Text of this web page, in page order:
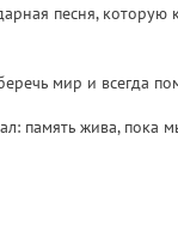
песня, которую
мир и всегда
память жива,